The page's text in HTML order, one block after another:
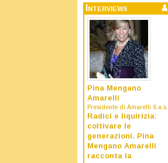
Interviews
Pina Mengano
Amarelli
Presidente di Amarelli S.a.s.
Radici e liquirizia:
coltivare le
generazioni. Pina
Mengano Amarelli
racconta la